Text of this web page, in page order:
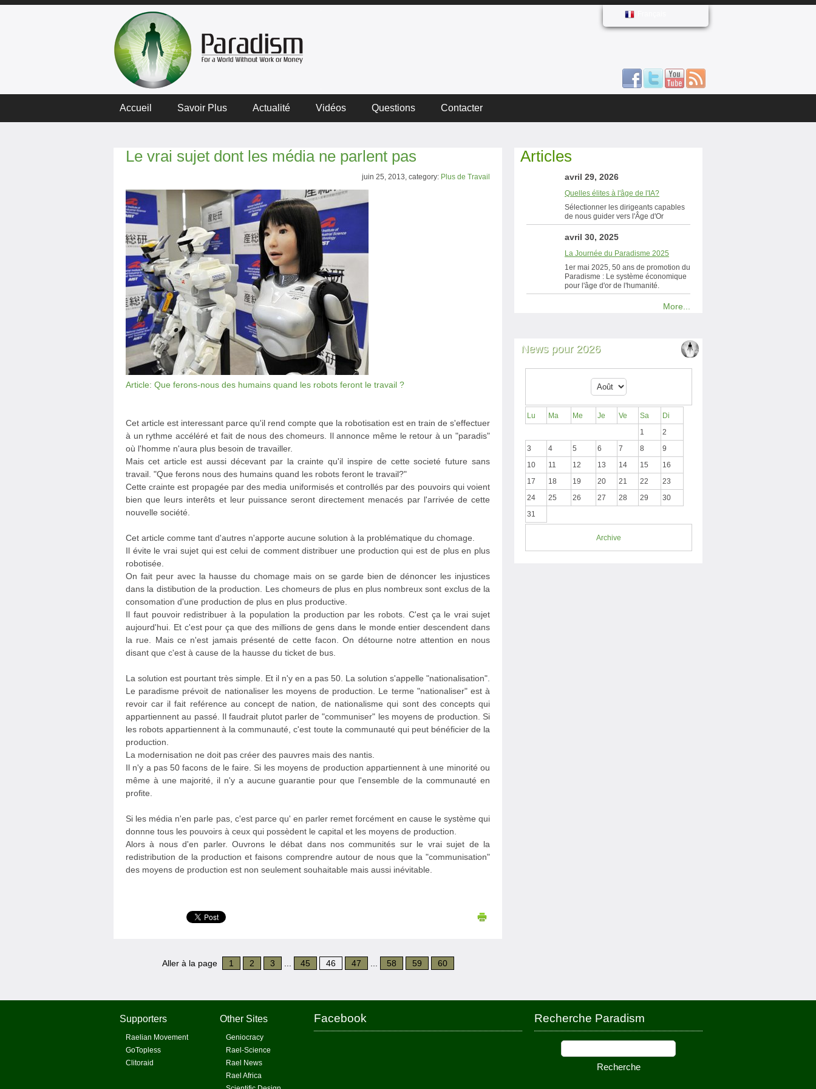
Accueil Savoir Plus Actualité Vidéos Questions Contacter
Le vrai sujet dont les média ne parlent pas
juin 25, 2013, category: Plus de Travail
Article: Que ferons-nous des humains quand les robots feront le travail ?
Cet article est interessant parce qu'il rend compte que la robotisation est en train de s'effectuer
à un rythme accéléré et fait de nous des chomeurs. Il annonce même le retour à un "paradis"
où l'homme n'aura plus besoin de travailler.
Mais cet article est aussi décevant par la crainte qu'il inspire de cette societé future sans
travail. "Que ferons nous des humains quand les robots feront le travail?"
Cette crainte est propagée par des media uniformisés et controllés par des pouvoirs qui voient
bien que leurs interêts et leur puissance seront directement menacés par l'arrivée de cette
nouvelle société.
Cet article comme tant d'autres n'apporte aucune solution à la problématique du chomage.
Il évite le vrai sujet qui est celui de comment distribuer une production qui est de plus en plus
robotisée.
On fait peur avec la hausse du chomage mais on se garde bien de dénoncer les injustices
dans la distibution de la production. Les chomeurs de plus en plus nombreux sont exclus de la
consomation d'une production de plus en plus productive.
Il faut pouvoir redistribuer à la population la production par les robots. C'est ça le vrai sujet
aujourd'hui. Et c'est pour ça que des millions de gens dans le monde entier descendent dans
la rue. Mais ce n'est jamais présenté de cette facon. On détourne notre attention en nous
disant que c'est à cause de la hausse du ticket de bus.
La solution est pourtant très simple. Et il n'y en a pas 50. La solution s'appelle "nationalisation".
Le paradisme prévoit de nationaliser les moyens de production. Le terme "nationaliser" est à
revoir car il fait reférence au concept de nation, de nationalisme qui sont des concepts qui
appartiennent au passé. Il faudrait plutot parler de "communiser" les moyens de production. Si
les robots appartiennent à la communauté, c'est toute la communauté qui peut bénéficier de la
production.
La modernisation ne doit pas créer des pauvres mais des nantis.
Il n'y a pas 50 facons de le faire. Si les moyens de production appartiennent à une minorité ou
même à une majorité, il n'y a aucune guarantie pour que l'ensemble de la communauté en
profite.
Si les média n'en parle pas, c'est parce qu' en parler remet forcément en cause le système qui
donnne tous les pouvoirs à ceux qui possèdent le capital et les moyens de production.
Alors à nous d'en parler. Ouvrons le débat dans nos communités sur le vrai sujet de la
redistribution de la production et faisons comprendre autour de nous que la "communisation"
des moyens de production est non seulement souhaitable mais aussi inévitable.
Aller à la page 1 2 3 45 46 47 58 59 60
Articles
avril 29, 2026
Quelles élites à l'âge de l'IA?
Sélectionner les dirigeants capables
de nous guider vers l'Âge d'Or
avril 30, 2025
La Journée du Paradisme 2025
1er mai 2025, 50 ans de promotion du
Paradisme : Le système économique
pour l'âge d'or de l'humanité.
More...
News pour 2026
Lu Ma Me Je Ve Sa
Di
1
2
3
4 5 6 7 8
9
10
11 12 13 14 15
16
17
18 19 20 21 22
23
24
25 26 27 28 29
30
31
Archive
Supporters
Raelian Movement
GoTopless
Clitoraid
Other Sites
Geniocracy
Rael-Science
Rael News
Rael Africa
Facebook Recherche Paradism